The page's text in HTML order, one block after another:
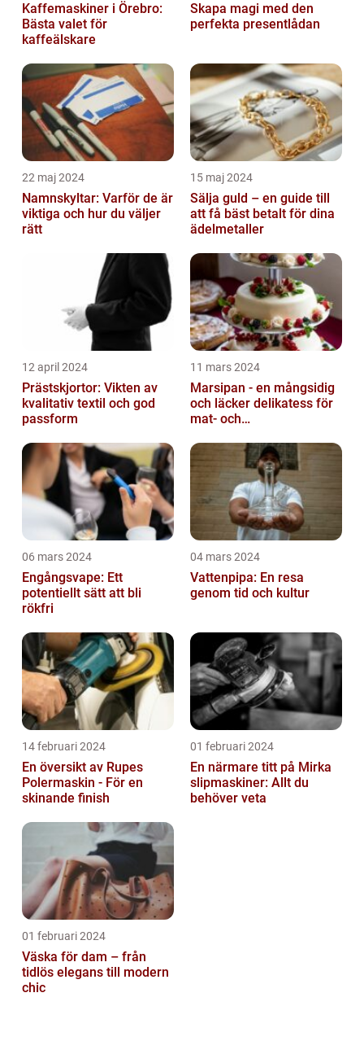
Kaffemaskiner i Örebro:
Bästa valet för
kaffeälskare
Skapa magi med den
perfekta presentlådan
22 maj 2024
Namnskyltar: Varför de är
viktiga och hur du väljer
rätt
15 maj 2024
Sälja guld – en guide till
att få bäst betalt för dina
ädelmetaller
12 april 2024
Prästskjortor: Vikten av
kvalitativ textil och god
passform
11 mars 2024
Marsipan - en mångsidig
och läcker delikatess för
mat- och
06 mars 2024
Engångsvape: Ett
potentiellt sätt att bli
rökfri
04 mars 2024
Vattenpipa: En resa
genom tid och kultur
14 februari 2024
En översikt av Rupes
Polermaskin - För en
skinande finish
01 februari 2024
En närmare titt på Mirka
slipmaskiner: Allt du
behöver veta
01 februari 2024
Väska för dam – från
tidlös elegans till modern
chic